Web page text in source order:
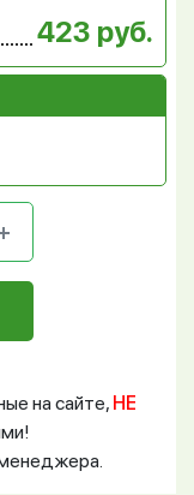
423 руб.
на сайте, НЕ